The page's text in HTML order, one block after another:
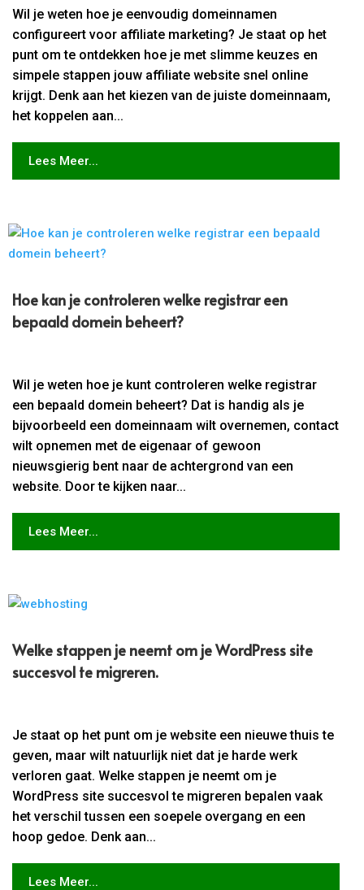
Wil je weten hoe je eenvoudig domeinnamen
configureert voor affiliate marketing? Je staat op het
punt om te ontdekken hoe je met slimme keuzes en
simpele stappen jouw affiliate website snel online
krijgt. Denk aan het kiezen van de juiste domeinnaam,
het koppelen aan...
Lees Meer...
Hoe kan je controleren welke registrar een
bepaald domein beheert?
Wil je weten hoe je kunt controleren welke registrar
een bepaald domein beheert? Dat is handig als je
bijvoorbeeld een domeinnaam wilt overnemen, contact
wilt opnemen met de eigenaar of gewoon
nieuwsgierig bent naar de achtergrond van een
website. Door te kijken naar...
Lees Meer...
Welke stappen je neemt om je WordPress site
succesvol te migreren.​
Je staat op het punt om je website een nieuwe thuis te
geven, maar wilt natuurlijk niet dat je harde werk
verloren gaat. Welke stappen je neemt om je
WordPress site succesvol te migreren bepalen vaak
het verschil tussen een soepele overgang en een
hoop gedoe. Denk aan...
Lees Meer...